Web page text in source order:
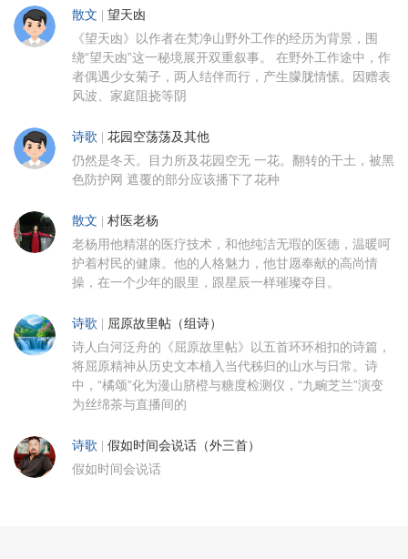
散文 望天凼
《望天凼》以作者在梵净山野外工作的经历为背景，围
绕“望天凼”这一秘境展开双重叙事。 在野外工作途中，作
者偶遇少女菊子，两人结伴而行，产生朦胧情愫。因赠表
风波、家庭阻挠等阴
诗歌 花园空荡荡及其他
仍然是冬天。目力所及花园空无 一花。翻转的干土，被黑
色防护网 遮覆的部分应该播下了花种
散文 村医老杨
老杨用他精湛的医疗技术，和他纯洁无瑕的医德，温暖呵
护着村民的健康。他的人格魅力，他甘愿奉献的高尚情
操，在一个少年的眼里，跟星辰一样璀璨夺目。
诗歌 屈原故里帖（组诗）
诗人白河泛舟的《屈原故里帖》以五首环环相扣的诗篇，
将屈原精神从历史文本植入当代秭归的山水与日常。诗
中，“橘颂”化为漫山脐橙与糖度检测仪，“九畹芝兰”演变
为丝绵茶与直播间的
诗歌 假如时间会说话（外三首）
假如时间会说话